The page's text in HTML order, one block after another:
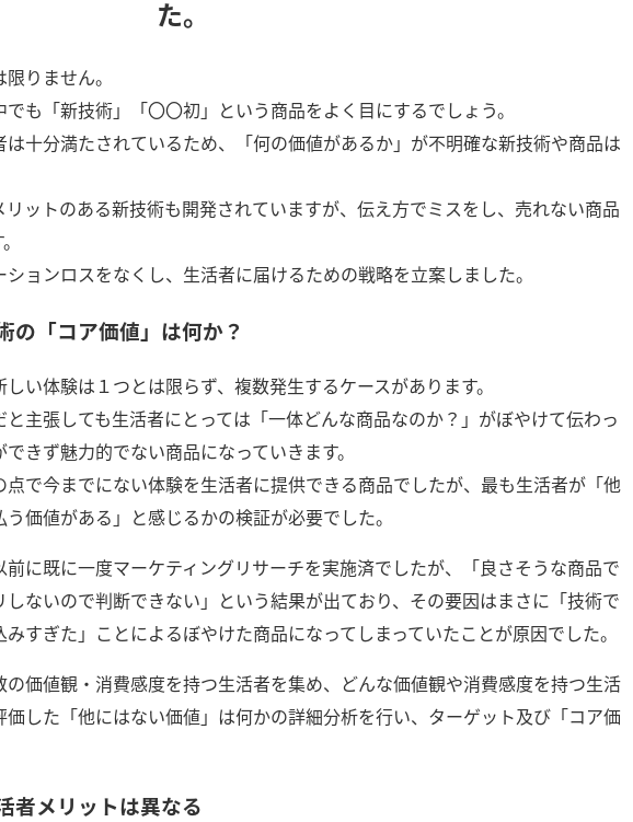
た。
りません。
も「新技術」「〇〇初」という商品をよく目にするでしょう。
十分満たされているため、「何の価値があるか」が不明確な新技術や商品は
ットのある新技術も開発されていますが、伝え方でミスをし、売れない商品
ョンロスをなくし、生活者に届けるための戦略を立案しました。
の「コア価値」は何か？
い体験は１つとは限らず、複数発生するケースがあります。
主張しても生活者にとっては「一体どんな商品なのか？」がぼやけて伝わっ
きず魅力的でない商品になっていきます。
で今までにない体験を生活者に提供できる商品でしたが、最も生活者が「他
価値がある」と感じるかの検証が必要でした。
に既に一度マーケティングリサーチを実施済でしたが、「良さそうな商品で
ないので判断できない」という結果が出ており、その要因はまさに「技術で
すぎた」ことによるぼやけた商品になってしまっていたことが原因でした。
価値観・消費感度を持つ生活者を集め、どんな価値観や消費感度を持つ生活
した「他にはない価値」は何かの詳細分析を行い、ターゲット及び「コア価
者メリットは異なる